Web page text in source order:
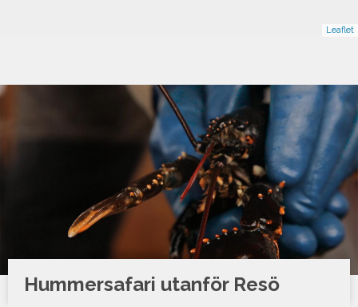
Leaflet
Hummersafari utanför Resö